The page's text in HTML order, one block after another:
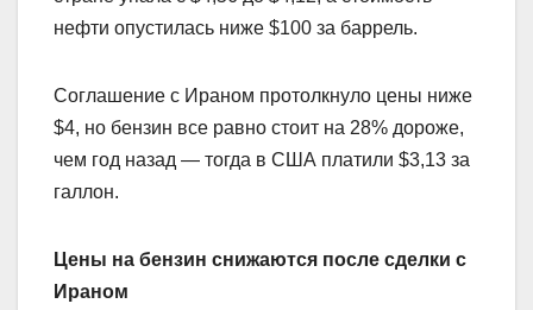
нефти опустилась ниже $100 за баррель.
Соглашение с Ираном протолкнуло цены ниже
$4, но бензин все равно стоит на 28% дороже,
чем год назад — тогда в США платили $3,13 за
галлон.
Цены на бензин снижаются после сделки с
Ираном